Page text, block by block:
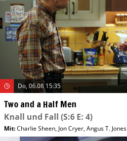
Do, 06.08 15:35
Two and a Half Men
Knall und Fall (S:6 E: 4)
Mit:Charlie Sheen, Jon Cryer,Angus T. Jones